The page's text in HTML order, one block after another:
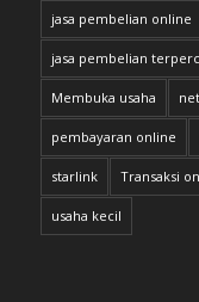
jasa pembelian online
jasa pembelian
Membuka usaha
pembayaran online
starlink Transaksi
usaha kecil